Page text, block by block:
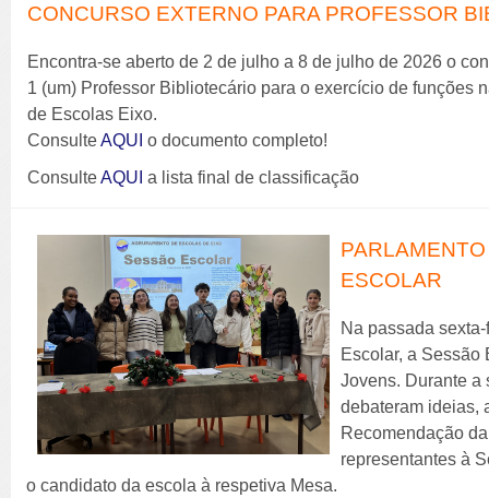
CONCURSO EXTERNO PARA PROFESSOR
Encontra-se aberto de 2 de julho a 8 de julho de 2026 o
1 (um) Professor Bibliotecário para o exercício de funções
de Escolas Eixo.
ConsulteAQUI o documento completo!
ConsulteAQUI a lista final de classificação
ESCOLAR
Na passada
Escolar, a Sessão
Jovens. Durante a
debateram ideias,
Recomendação
representantes à
o candidato da escola à respetiva Mesa.